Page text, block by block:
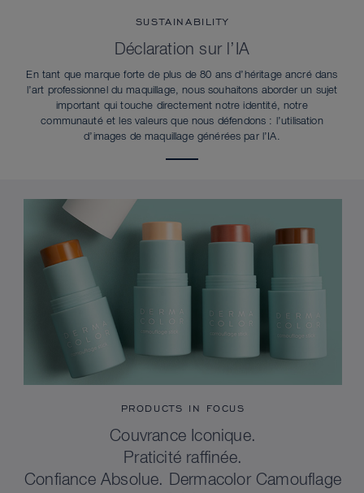
SUSTAINABILITY
Déclaration sur l’IA
En tant que marque forte de plus de 80 ans d’héritage ancré dans
l’art professionnel du maquillage, nous souhaitons aborder un sujet
important qui touche directement notre identité, notre
communauté et les valeurs que nous défendons : l’utilisation
d’images de maquillage générées par l’IA.
PRODUCTS IN FOCUS
Couvrance Iconique.
Praticité raffinée.
Confiance Absolue. Dermacolor Camouflage